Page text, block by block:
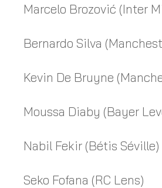
Marcelo Brozović (Inter
Bernardo Silva
Kevin De Bruyne
Moussa Diaby (Bayer
Nabil Fekir (Bétis Séville)
Seko Fofana (RC Lens)